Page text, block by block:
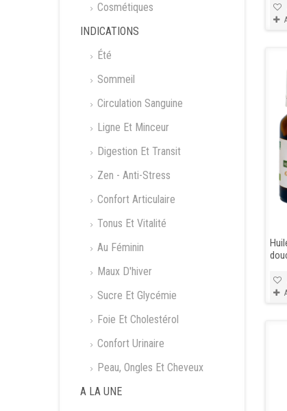
Cosmétiques
INDICATIONS
Été
Sommeil
Circulation Sanguine
Ligne Et Minceur
Digestion Et Transit
Zen - Anti-Stress
Confort Articulaire
Tonus Et Vitalité
Au Féminin
Maux D'hiver
Sucre Et Glycémie
Foie Et Cholestérol
Confort Urinaire
Peau, Ongles Et Cheveux
A LA UNE